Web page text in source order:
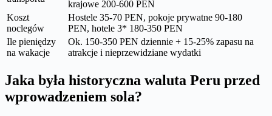
krajowe 200-600 PEN
Koszt
noclegów
Hostele 35-70 PEN, pokoje prywatne 90-180
PEN, hotele 3* 180-350 PEN
Ile pieniędzy
na wakacje
Ok. 150-350 PEN dziennie + 15-25% zapasu na
atrakcje i nieprzewidziane wydatki
Jaka była historyczna waluta Peru przed
wprowadzeniem sola?